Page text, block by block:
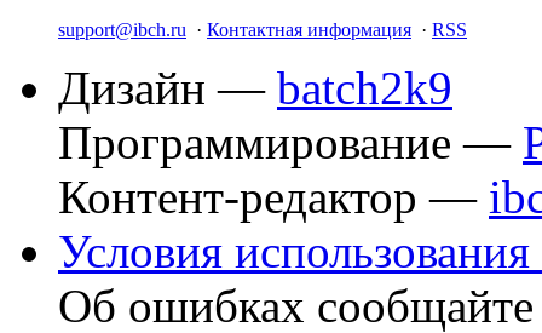
support@ibch.ru · Контактная информация · RSS
Дизайн — batch2k9
Программирование —
Контент-редактор —
Условия использования
Об ошибках